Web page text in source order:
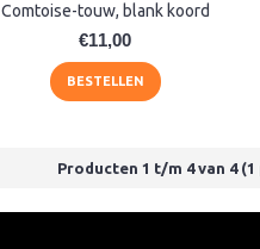
Comtoise-touw, blank koord
€11,00
BESTELLEN
Producten 1 t/m 4 van 4